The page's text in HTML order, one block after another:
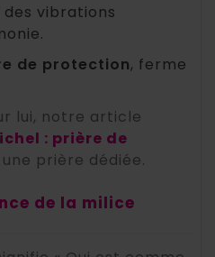
des vibrations
de protection, ferme
lui, notre article
: prière de
prière dédiée.
de la milice